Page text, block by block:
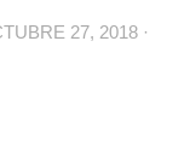
27, 2018 ·